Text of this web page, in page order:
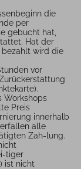
die
per
gebucht hat,
Hat der
bezahlt wird die
vor
Workshops
Preis
innerhalb
alle
Zah-lung.
tiger
ist nicht